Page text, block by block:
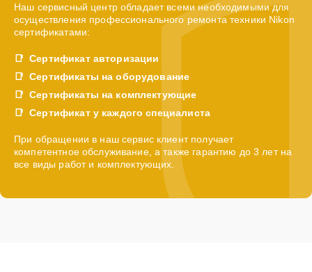
Наш сервисный центр обладает всеми необходимыми для
осуществления профессионального ремонта техники Nikon
сертификатами:
Сертификат авторизации
Сертификаты на оборудование
Сертификаты на комплектующие
Сертификат у каждого специалиста
При обращении в наш сервис клиент получает
компетентное обслуживание, а также гарантию до 3 лет на
все виды работ и комплектующих.